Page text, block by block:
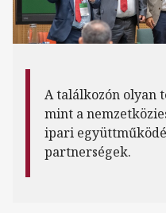
A találkozón olyan
mint a
ipari
partnerségek.